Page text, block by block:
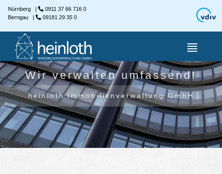
Nürnberg |
0911 37 66 716 0
Berngau | 09181 29 35 0
Wir verwalten umfassend!
heinloth Immobilienverwaltung GmbH